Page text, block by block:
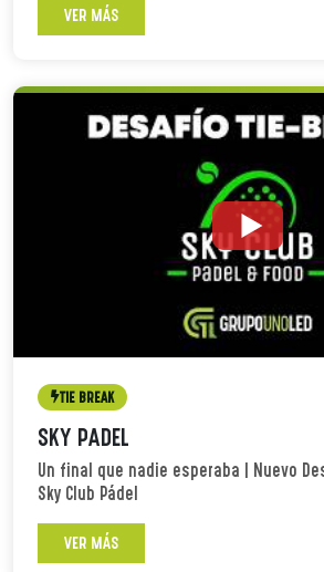
VER MÁS
TIE BREAK
SKY PADEL
Un final que nadie esperaba | Nuevo
Sky Club Pádel
VER MÁS